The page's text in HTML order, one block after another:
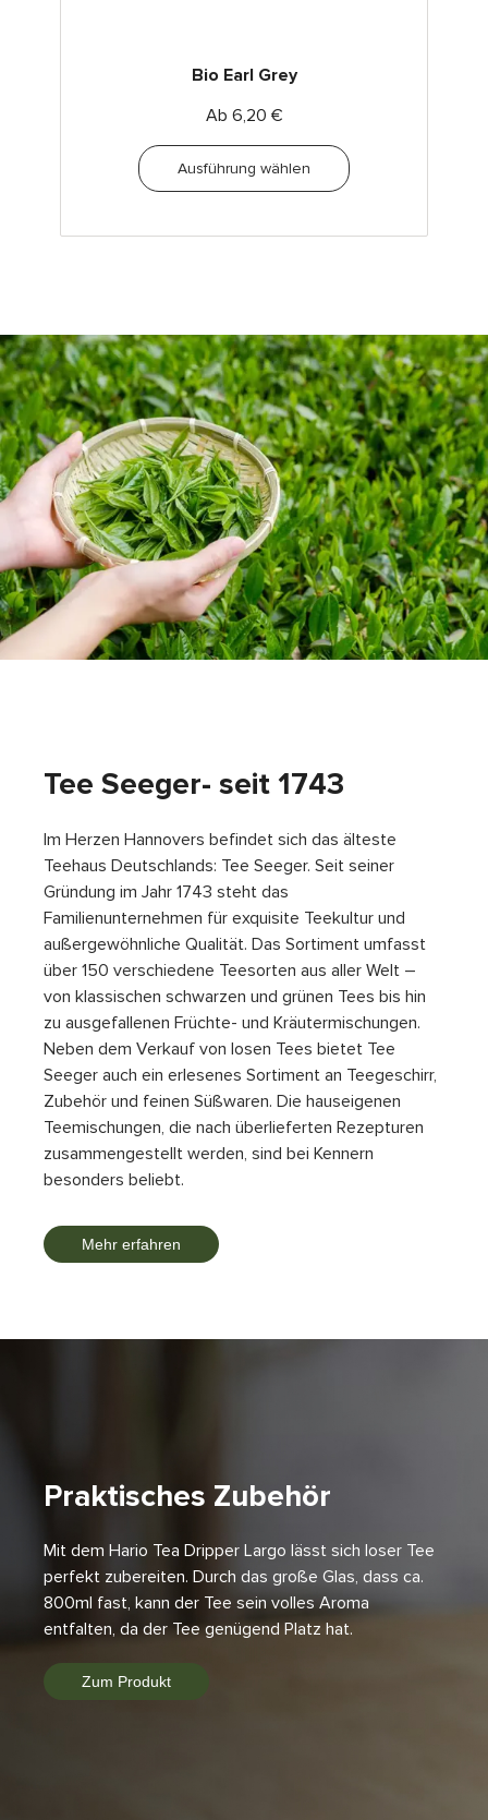
Bio Earl Grey
Ab 6,20 €
Ausführung wählen
Tee Seeger- seit 1743
Im Herzen Hannovers befindet sich das älteste
Teehaus Deutschlands: Tee Seeger. Seit seiner
Gründung im Jahr 1743 steht das
Familienunternehmen für exquisite Teekultur und
außergewöhnliche Qualität. Das Sortiment umfasst
über 150 verschiedene Teesorten aus aller Welt –
von klassischen schwarzen und grünen Tees bis hin
zu ausgefallenen Früchte- und Kräutermischungen.
Neben dem Verkauf von losen Tees bietet Tee
Seeger auch ein erlesenes Sortiment an Teegeschirr,
Zubehör und feinen Süßwaren. Die hauseigenen
Teemischungen, die nach überlieferten Rezepturen
zusammengestellt werden, sind bei Kennern
besonders beliebt.
Mehr erfahren
Praktisches Zubehör
Mit dem Hario Tea Dripper Largo lässt sich loser Tee
perfekt zubereiten. Durch das große Glas, dass ca.
800ml fast, kann der Tee sein volles Aroma
entfalten, da der Tee genügend Platz hat.
Zum Produkt